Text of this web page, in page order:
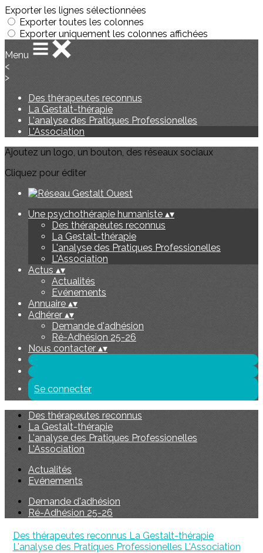
Exporter les lignes sélectionnées
Exporter toutes les colonnes
Exporter uniquement les colonnes affichées
Menu
<
>
Des thérapeutes reconnus
La Gestalt-thérapie
L'analyse des Pratiques Professionelles
L'Association
Ajoutez un logo, un bouton, des réseaux sociaux
Cliquez pour éditer
Une psychothérapie humaniste ▴▾
Des thérapeutes reconnus
La Gestalt-thérapie
L'analyse des Pratiques Professionelles
L'Association
Actus ▴▾
Actualités
Evénements
Annuaire ▴▾
Adhérer ▴▾
Demande d'adhésion
Ré-Adhésion 25-26
Nous contacter ▴▾
Se connecter
Des thérapeutes reconnus
La Gestalt-thérapie
L'analyse des Pratiques Professionelles
L'Association
Actualités
Evénements
Demande d'adhésion
Ré-Adhésion 25-26
Des thérapeutes reconnus La Gestalt-thérapie
L'analyse des Pratiques Professionelles L'Association